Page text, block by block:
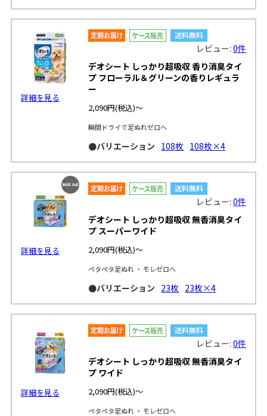
詳細を見る
レビュー:0件
デオシート しっかり超吸収 香り消臭タイ
プ フローラル＆グリーンの香りレギュラ
ー
2,090円(税込)～
瞬間ドライで足ぬれゼロへ
●バリエーション 108枚 108枚×4
SOLD
OUT
詳細を見る
レビュー:0件
デオシート しっかり超吸収 無香消臭タイ
プ スーパーワイド
2,090円(税込)～
ペタペタ足ぬれ ・ モレゼロへ
●バリエーション 23枚 23枚×4
詳細を見る
レビュー:0件
デオシート しっかり超吸収 無香消臭タイ
プ ワイド
2,090円(税込)～
ペタペタ足ぬれ ・ モレゼロへ